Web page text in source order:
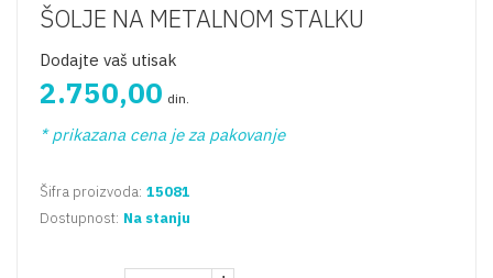
ŠOLJE NA METALNOM STALKU
Dodajte vaš utisak
2.750,00 din.
* prikazana cena je za pakovanje
Šifra proizvoda: 15081
Dostupnost: Na stanju